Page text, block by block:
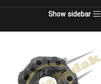
Show sidebar